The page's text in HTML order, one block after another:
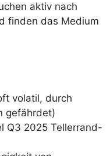
aktiv nach
finden das Medium
volatil, durch
gefährdet)
Q3 2025 Tellerrand-